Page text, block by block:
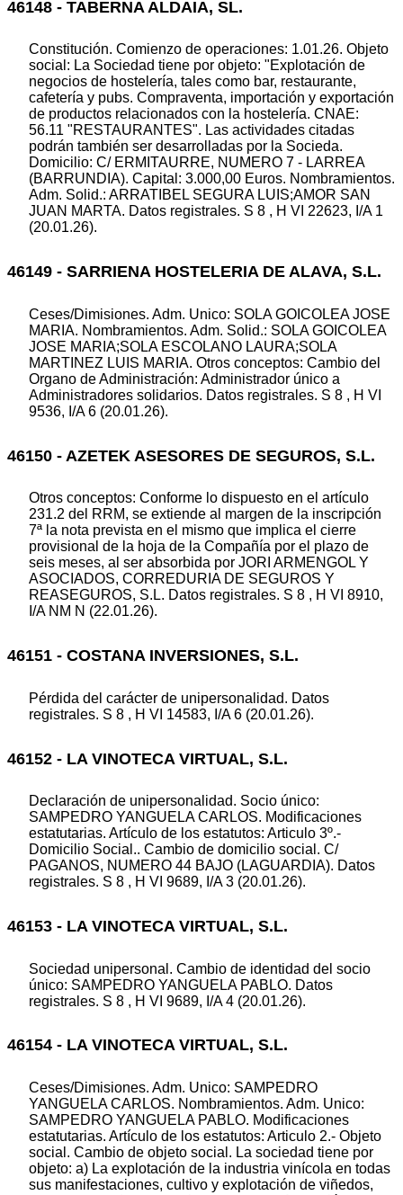
46148 - TABERNA ALDAIA, SL.
Constitución. Comienzo de operaciones: 1.01.26. Objeto
social: La Sociedad tiene por objeto: "Explotación de
negocios de hostelería, tales como bar, restaurante,
cafetería y pubs. Compraventa, importación y exportación
de productos relacionados con la hostelería. CNAE:
56.11 "RESTAURANTES". Las actividades citadas
podrán también ser desarrolladas por la Socieda.
Domicilio: C/ ERMITAURRE, NUMERO 7 - LARREA
(BARRUNDIA). Capital: 3.000,00 Euros. Nombramientos.
Adm. Solid.: ARRATIBEL SEGURA LUIS;AMOR SAN
JUAN MARTA. Datos registrales. S 8 , H VI 22623, I/A 1
(20.01.26).
46149 - SARRIENA HOSTELERIA DE ALAVA, S.L.
Ceses/Dimisiones. Adm. Unico: SOLA GOICOLEA JOSE
MARIA. Nombramientos. Adm. Solid.: SOLA GOICOLEA
JOSE MARIA;SOLA ESCOLANO LAURA;SOLA
MARTINEZ LUIS MARIA. Otros conceptos: Cambio del
Organo de Administración: Administrador único a
Administradores solidarios. Datos registrales. S 8 , H VI
9536, I/A 6 (20.01.26).
46150 - AZETEK ASESORES DE SEGUROS, S.L.
Otros conceptos: Conforme lo dispuesto en el artículo
231.2 del RRM, se extiende al margen de la inscripción
7ª la nota prevista en el mismo que implica el cierre
provisional de la hoja de la Compañía por el plazo de
seis meses, al ser absorbida por JORI ARMENGOL Y
ASOCIADOS, CORREDURIA DE SEGUROS Y
REASEGUROS, S.L. Datos registrales. S 8 , H VI 8910,
I/A NM N (22.01.26).
46151 - COSTANA INVERSIONES, S.L.
Pérdida del carácter de unipersonalidad. Datos
registrales. S 8 , H VI 14583, I/A 6 (20.01.26).
46152 - LA VINOTECA VIRTUAL, S.L.
Declaración de unipersonalidad. Socio único:
SAMPEDRO YANGUELA CARLOS. Modificaciones
estatutarias. Artículo de los estatutos: Articulo 3º.-
Domicilio Social.. Cambio de domicilio social. C/
PAGANOS, NUMERO 44 BAJO (LAGUARDIA). Datos
registrales. S 8 , H VI 9689, I/A 3 (20.01.26).
46153 - LA VINOTECA VIRTUAL, S.L.
Sociedad unipersonal. Cambio de identidad del socio
único: SAMPEDRO YANGUELA PABLO. Datos
registrales. S 8 , H VI 9689, I/A 4 (20.01.26).
46154 - LA VINOTECA VIRTUAL, S.L.
Ceses/Dimisiones. Adm. Unico: SAMPEDRO
YANGUELA CARLOS. Nombramientos. Adm. Unico:
SAMPEDRO YANGUELA PABLO. Modificaciones
estatutarias. Artículo de los estatutos: Articulo 2.- Objeto
social. Cambio de objeto social. La sociedad tiene por
objeto: a) La explotación de la industria vinícola en todas
sus manifestaciones, cultivo y explotación de viñedos,